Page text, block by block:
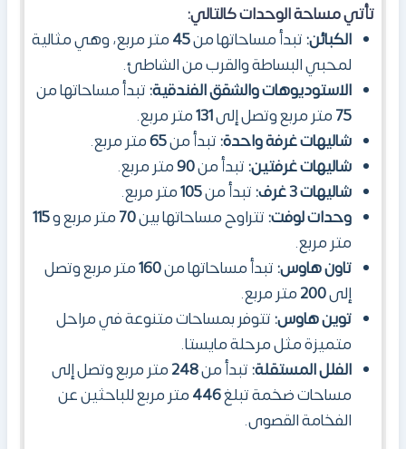
تأتي مساحة الوحدات كالتالي:
الكبائن:تبدأ مساحاتها من45متر مربع، وهي مثالية
لمحبي البساطة والقرب من الشاطئ.
الاستوديوهات والشقق الفندقية:تبدأ مساحاتها من
75متر مربع وتصل إلى131متر مربع.
شاليهات غرفة واحدة:تبدأ من65متر مربع.
شاليهات غرفتين:تبدأ من90متر مربع.
شاليهات 3 غرف:
تبدأ من105متر مربع.
وحدات لوفت:تتراوح مساحاتها بين70متر مربع و115
متر مربع.
تاون هاوس:تبدأ مساحاتها من160متر مربع وتصل
إلى200متر مربع.
توين هاوس:تتوفر بمساحات متنوعة في مراحل
متميزة مثل مرحلة مايستا.
الفلل المستقلة:تبدأ من248متر مربع وتصل إلى
مساحات ضخمة تبلغ446متر مربع للباحثين عن
الفخامة القصوى.